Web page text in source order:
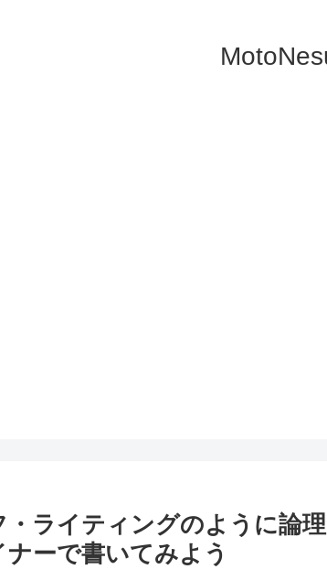
ライティングのように論
ーで書いてみよう